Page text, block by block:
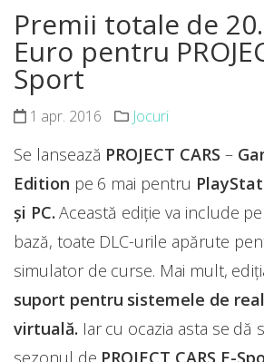
Premii totale de
Euro pentru
Sport
1 apr. 2016 Jocuri
Se lansează PROJECT CARS –
Edition pe 6 mai pentru
și PC.Această ediție va include
bază, toate DLC-urile apărute
simulator de curse. Mai mult,
suport pentru sistemele de
virtuală. Iar cu ocazia asta se dă
sezonul de PROJECT CARS E-